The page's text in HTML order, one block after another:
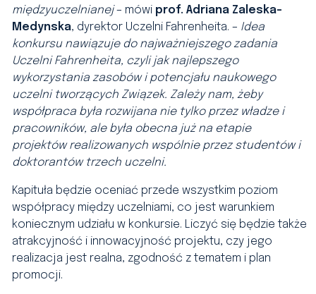
międzyuczelnianej– mówi prof. Adriana Zaleska-
Medynska, dyrektor Uczelni Fahrenheita. – Idea
konkursu nawiązuje do najważniejszego zadania
Uczelni Fahrenheita, czyli jak najlepszego
wykorzystania zasobów i potencjału naukowego
uczelni tworzących Związek. Zależy nam, żeby
współpraca była rozwijana nie tylko przez władze i
pracowników, ale była obecna już na etapie
projektów realizowanych wspólnie przez studentów i
doktorantów trzech uczelni.
Kapituła będzie oceniać przede wszystkim poziom
współpracy między uczelniami, co jest warunkiem
koniecznym udziału w konkursie. Liczyć się będzie także
atrakcyjność i innowacyjność projektu, czy jego
realizacja jest realna, zgodność z tematem i plan
promocji.